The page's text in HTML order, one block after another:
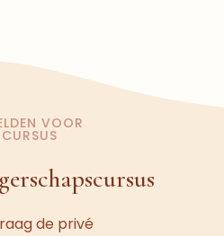
VOOR
de privé